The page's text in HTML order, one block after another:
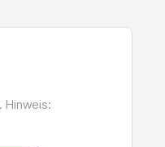
Hinweis: